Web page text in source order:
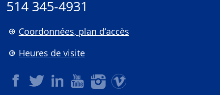
514 345-4931
Coordonnées, plan d’accès
Heures de visite